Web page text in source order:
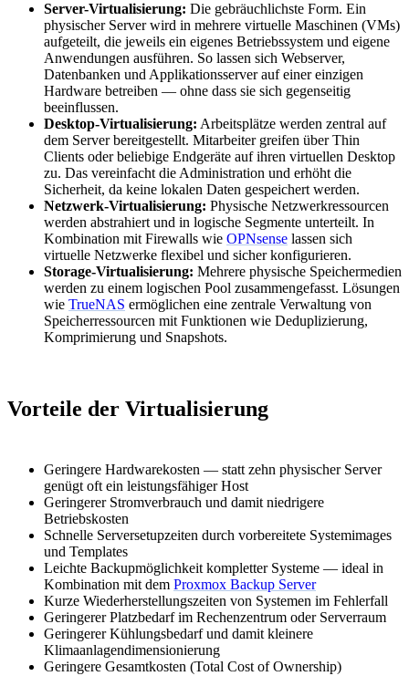
Server-Virtualisierung: Die gebräuchlichste Form. Ein
physischer Server wird in mehrere virtuelle Maschinen (VMs)
aufgeteilt, die jeweils ein eigenes Betriebssystem und eigene
Anwendungen ausführen. So lassen sich Webserver,
Datenbanken und Applikationsserver auf einer einzigen
Hardware betreiben — ohne dass sie sich gegenseitig
beeinflussen.
Desktop-Virtualisierung: Arbeitsplätze werden zentral auf
dem Server bereitgestellt. Mitarbeiter greifen über Thin
Clients oder beliebige Endgeräte auf ihren virtuellen Desktop
zu. Das vereinfacht die Administration und erhöht die
Sicherheit, da keine lokalen Daten gespeichert werden.
Netzwerk-Virtualisierung: Physische Netzwerkressourcen
werden abstrahiert und in logische Segmente unterteilt. In
Kombination mit Firewalls wie OPNsense lassen sich
virtuelle Netzwerke flexibel und sicher konfigurieren.
Storage-Virtualisierung: Mehrere physische Speichermedien
werden zu einem logischen Pool zusammengefasst. Lösungen
wie TrueNAS ermöglichen eine zentrale Verwaltung von
Speicherressourcen mit Funktionen wie Deduplizierung,
Komprimierung und Snapshots.
Vorteile der Virtualisierung
Geringere Hardwarekosten — statt zehn physischer Server
genügt oft ein leistungsfähiger Host
Geringerer Stromverbrauch und damit niedrigere
Betriebskosten
Schnelle Serversetupzeiten durch vorbereitete Systemimages
und Templates
Leichte Backupmöglichkeit kompletter Systeme — ideal in
Kombination mit dem Proxmox Backup Server
Kurze Wiederherstellungszeiten von Systemen im Fehlerfall
Geringerer Platzbedarf im Rechenzentrum oder Serverraum
Geringerer Kühlungsbedarf und damit kleinere
Klimaanlagendimensionierung
Geringere Gesamtkosten (Total Cost of Ownership)